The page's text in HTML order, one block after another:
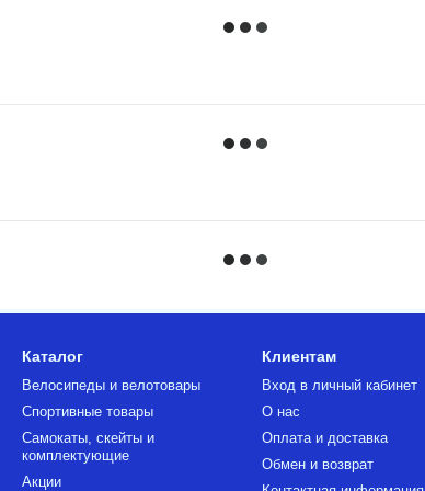
Каталог
Велосипеды и велотовары
Спортивные товары
Самокаты, скейты и
комплектующие
Акции
Клиентам
Вход в личный кабинет
О нас
Оплата и доставка
Обмен и возврат